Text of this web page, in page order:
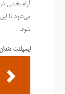
آرام بخشی
می‌شود تا
شود.
ایمپلنت